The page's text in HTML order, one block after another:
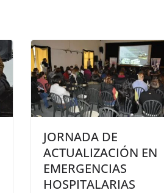
JORNADA DE
ACTUALIZACIÓN EN
EMERGENCIAS
HOSPITALARIAS